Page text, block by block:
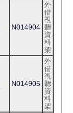
N014904
外
借
視
聽
資
料
架
N014905
外
借
視
聽
資
料
架